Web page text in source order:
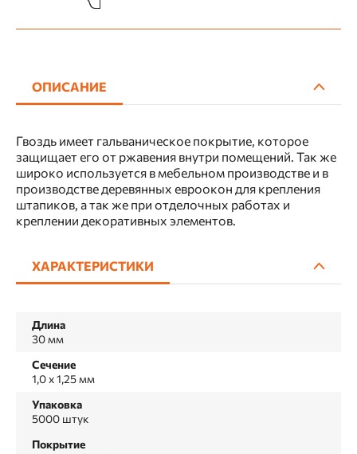
ОПИСАНИЕ
Гвоздь имеет гальваническое покрытие, которое
защищает его от ржавения внутри помещений. Так же
широко используется в мебельном производстве и в
производстве деревянных евроокон для крепления
штапиков, а так же при отделочных работах и
креплении декоративных элементов.
ХАРАКТЕРИСТИКИ
Длина
30 мм
Сечение
1,0 x 1,25 мм
Упаковка
5000 штук
Покрытие